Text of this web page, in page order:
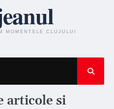
articole si